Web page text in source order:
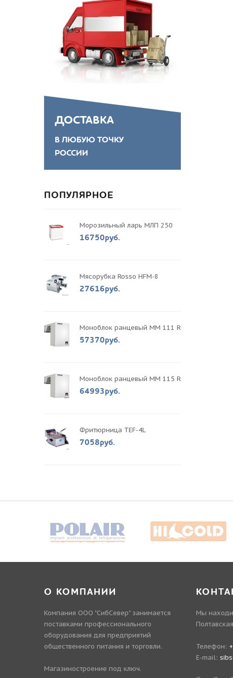
ДОСТАВКА
В ЛЮБУЮ ТОЧКУ
РОССИИ
ПОПУЛЯРНОЕ
Морозильный ларь МЛП 250
16750руб.
Мясорубка Rosso HFM-8
27616руб.
Моноблок ранцевый MM 111 R
57370руб.
Моноблок ранцевый MM 115 R
64993руб.
Фритюрница TEF-4L
7058руб.
О КОМПАНИИ
Компания ООО "СибСевер" занимается
поставками профессионального
оборудования для предприятий
общественного питания и торговли.
Магазиностроение под ключ.
Мы
Телефон:
E-mail: